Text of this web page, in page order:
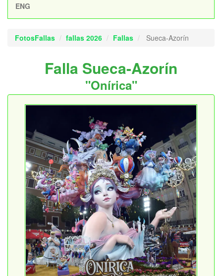
ENG
FotosFallas fallas 2026 Fallas Sueca-Azorín
Falla Sueca-Azorín
"Onírica"